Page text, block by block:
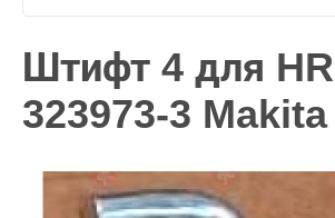
Штифт 4 для
323973-3 Makita